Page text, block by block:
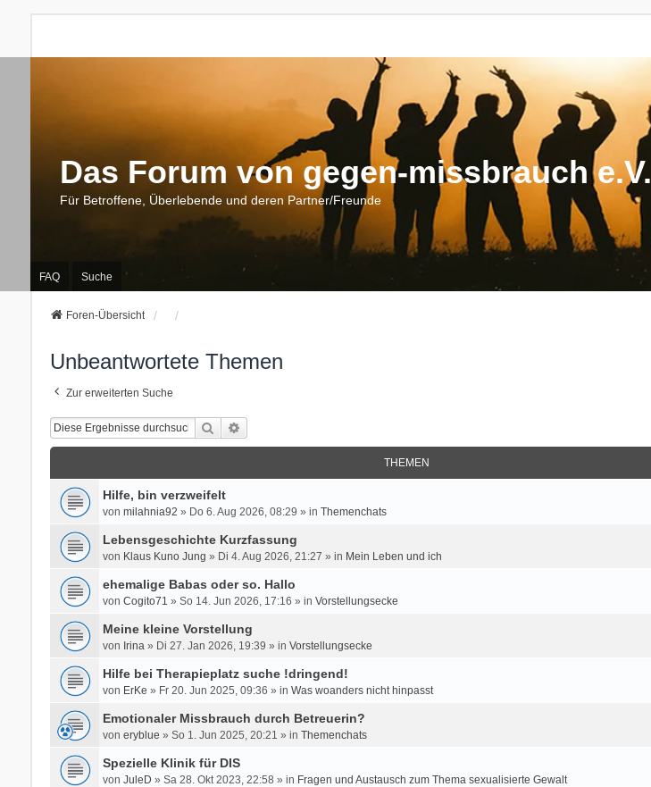
Das Forum von gegen-missbrauch e.V.
Für Betroffene, Überlebende und deren Partner/Freunde
FAQ Suche
Foren-Übersicht
Unbeantwortete Themen
Zur erweiterten Suche
Suche
THEMEN
Hilfe, bin verzweifelt
von milahnia92 » Do 6. Aug 2026, 08:29 » in Themenchats
Lebensgeschichte Kurzfassung
von Klaus Kuno Jung » Di 4. Aug 2026, 21:27 » in Mein Leben und ich
ehemalige Babas oder so. Hallo
von Cogito71 » So 14. Jun 2026, 17:16 » in Vorstellungsecke
Meine kleine Vorstellung
von Irina» Di 27. Jan 2026, 19:39 » in Vorstellungsecke
Hilfe bei Therapieplatz suche !dringend!
von ErKe » Fr 20. Jun 2025, 09:36 » in Was woanders nicht hinpasst
Emotionaler Missbrauch durch Betreuerin?
von eryblue » So 1. Jun 2025, 20:21 » in Themenchats
Spezielle Klinik für DIS
von JuleD » Sa 28. Okt 2023, 22:58 » in Fragen und Austausch zum Thema sexualisierte Gewalt